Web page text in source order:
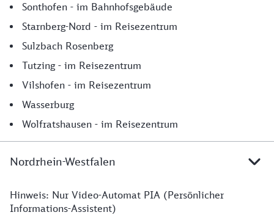
Sonthofen - im Bahnhofsgebäude
Starnberg-Nord - im Reisezentrum
Sulzbach Rosenberg
Tutzing - im Reisezentrum
Vilshofen - im Reisezentrum
Wasserburg
Wolfratshausen - im Reisezentrum
Nordrhein-Westfalen
Nordrhein-Westalen
Hinweis: Nur Video-Automat PIA (Persönlicher
Informations-Assistent)